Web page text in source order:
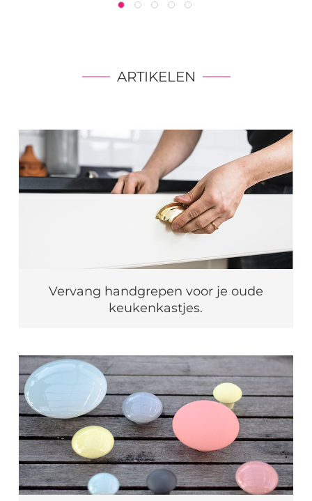
ARTIKELEN
Vervang handgrepen voor je oude
keukenkastjes.